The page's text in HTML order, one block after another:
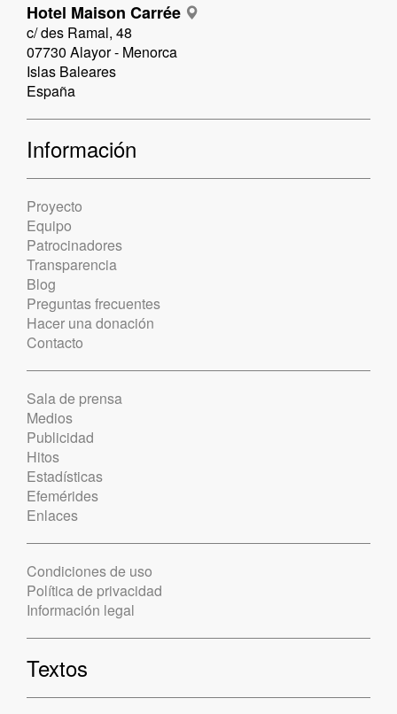
Hotel Maison Carrée
c/ des Ramal, 48
07730 Alayor - Menorca
Islas Baleares
España
Información
Proyecto
Equipo
Patrocinadores
Transparencia
Blog
Preguntas frecuentes
Hacer una donación
Contacto
Sala de prensa
Medios
Publicidad
Hitos
Estadísticas
Efemérides
Enlaces
Condiciones de uso
Política de privacidad
Información legal
Textos